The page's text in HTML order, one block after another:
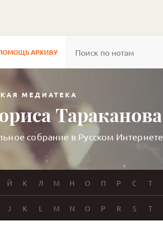
АРХИВУ
МЕДИАТЕКА
Тараканова
собрание в Русском Интернете
Й К Л М Н О П Р С Т
J K L M N O P R S T